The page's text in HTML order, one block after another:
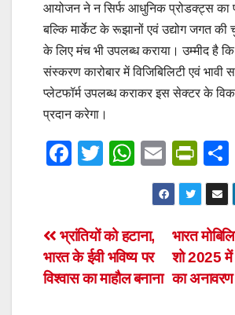
आयोजन ने न सिर्फ आधुनिक प्रोडक्ट्स का
बल्कि मार्केट के रूझानों एवं उद्योग जगत की
के लिए मंच भी उपलब्ध कराया। उम्मीद है
संस्करण कारोबार में विजिबिलिटी एवं भावी
प्लेटफॉर्म उपलब्ध कराकर इस सेक्टर के
प्रदान करेगा।
F
e
b
o
T
er
W
at
s
A
p
E
m
ail
Pr
in
tF
ri
e
n
Post
navigation
भारत
शो 2025 में
का
भ्रांतियों को हटाना,
भारत के ईवी भविष्य पर
विश्वास का माहौल बनाना